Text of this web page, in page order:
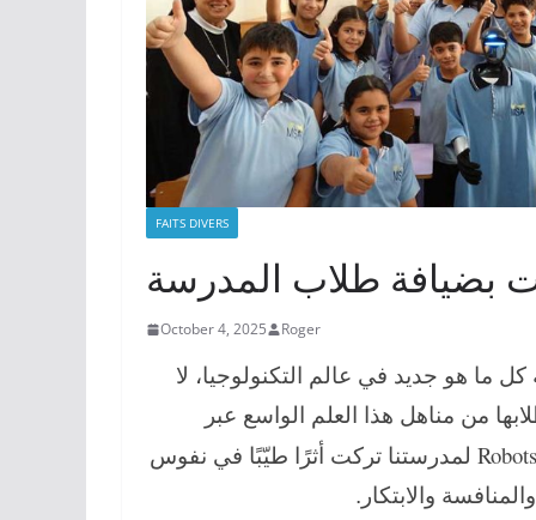
FAITS DIVERS
بضيافة طلاب المدرسة
October 4, 2025 Roger
ما هو جديد في عالم التكنولوجيا، لا
من مناهل هذا العلم الواسع عبر
Robots لمدرستنا تركت أثرًا طيّبًا في نفوس
والابتكار.